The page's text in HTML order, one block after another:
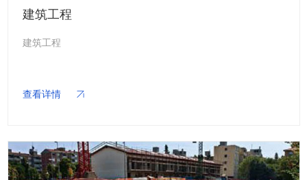
新闻资讯
建筑工程
建筑工程
查看详情